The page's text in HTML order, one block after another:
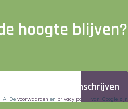
hoogte blijven?
Inschrijven
De voorwaarden en privacy policy van Google